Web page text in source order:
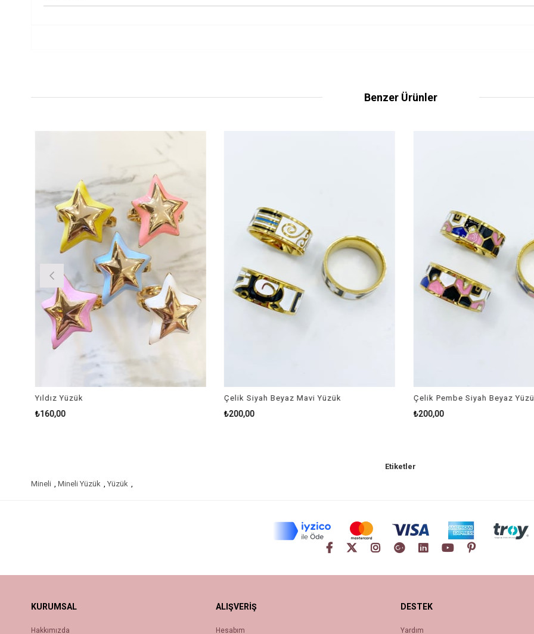
Benzer Ürünler
Yıldız Yüzük
₺160,00
Çelik Siyah Beyaz Mavi Yüzük
₺200,00
Çelik Pembe Siyah Beyaz
₺200,00
Etiketler
Mineli
Mineli Yüzük Yüzük
KURUMSAL
Hakkımızda
ALIŞVERİŞ
Hesabım
DESTEK
Yardım